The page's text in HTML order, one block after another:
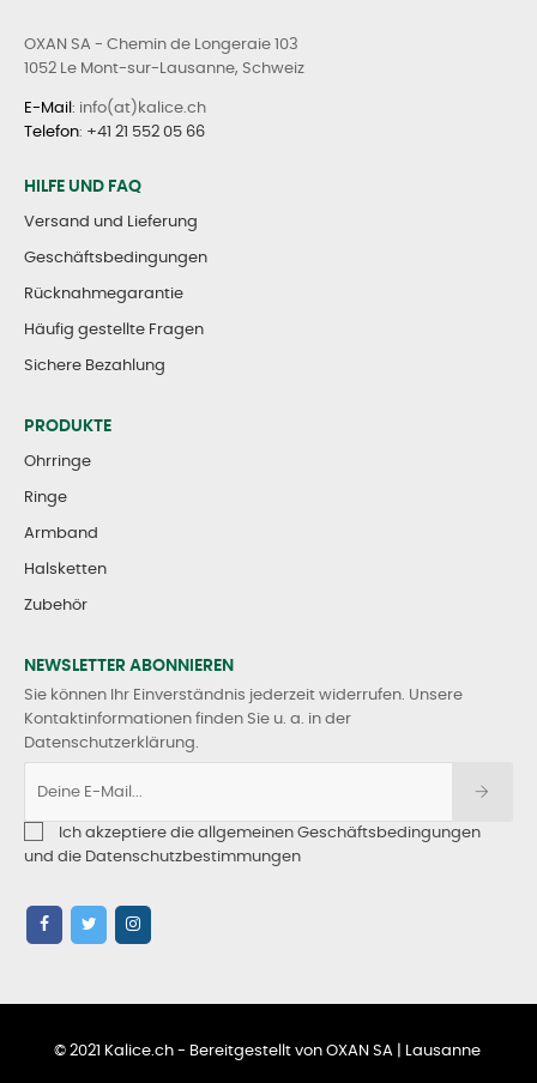
OXAN SA - Chemin de Longeraie 103
1052 Le Mont-sur-Lausanne, Schweiz
E-Mail : info(at)kalice.ch
Telefon: +41 21 552 05 66
HILFE UND FAQ
Versand und Lieferung
Geschäftsbedingungen
Rücknahmegarantie
Häufig gestellte Fragen
Sichere Bezahlung
PRODUKTE
Ohrringe
Ringe
Armband
Halsketten
Zubehör
NEWSLETTER ABONNIEREN
Sie können Ihr Einverständnis jederzeit widerrufen. Unsere
Kontaktinformationen finden Sie u. a. in der
Datenschutzerklärung.
Ich akzeptiere die allgemeinen Geschäftsbedingungen
und die Datenschutzbestimmungen
© 2021 Kalice.ch - Bereitgestellt von OXAN SA | Lausanne